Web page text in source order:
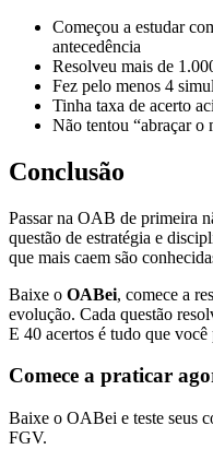
Começou a estudar
antecedência
Resolveu mais de
Fez pelo menos 4
Tinha taxa de acerto
Não tentou “abraçar
Conclusão
Passar na OAB de primeira
questão de estratégia e
que mais caem são
Baixe o OABei, comece a
evolução. Cada questão
E 40 acertos é tudo que você
Comece a praticar
Baixe o OABei e teste seus
FGV.